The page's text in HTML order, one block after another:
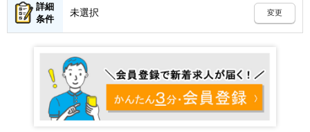
詳細
条件
未選択 変更